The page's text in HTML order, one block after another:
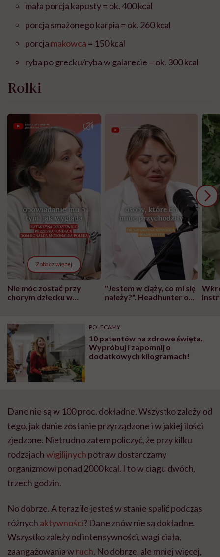
mała porcja kapusty = ok. 400 kcal
porcja smażonego karpia = ok. 260 kcal
porcja makowca = 150 kcal
ryba po grecku/ryba w galarecie = ok. 300 kcal
Rolki
Zobacz więcej
Nie móc zostać przy
chorym dziecku w
może chyba tylko
głupota i brak
wyobraźni"
"Jestem w ciąży, co mi się
należy?". Headhunter o
pracy
POLECAMY
10 patentów na zdrowe święta.
Wypróbuj i zapomnij o
dodatkowych kilogramach!
Dane nie są w 100 proc. dokładne. Wszystko zależy od
tego, jak danie zostanie przyrządzone i w jakiej ilości
zjedzone. Nietrudno zatem policzyć, że przy kilku
rodzajachwigilijnych potraw dostarczamy
organizmowi ponad 2000 kcal. I to w ciągu dwóch,
trzech godzin.
No dobrze. A teraz ile jesteś w stanie spalić podczas
różnych aktywności? Dane znów nie są dokładne.
Wszystko zależy od intensywności, wagi ciała,
zaangażowania wruch. No dobrze, ale mniej więcej,